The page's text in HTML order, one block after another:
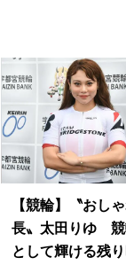
【競輪】〝おし
長〟太田りゆ 競
として輝ける残